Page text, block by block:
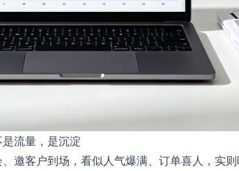
流量，是沉淀
邀客户到场，看似人气爆满、订单喜人，实